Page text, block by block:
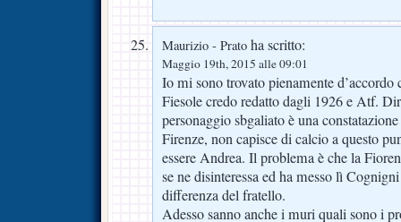
Maurizio - Prato ha scritto:
Maggio 19th, 2015 alle 09:01
Io mi sono trovato pienamente
Fiesole credo redatto dagli 1926 e Atf.
personaggio sbgaliato è una
Firenze, non capisce di calcio a questo
essere Andrea. Il problema è che la
se ne disinteressa ed ha messo lì
differenza del fratello.
Adesso sanno anche i muri quali sono i